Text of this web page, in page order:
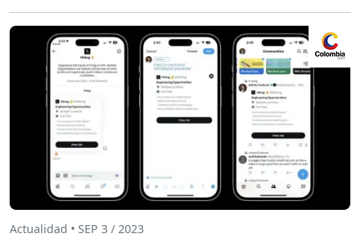
Actualidad • SEP 3 / 2023